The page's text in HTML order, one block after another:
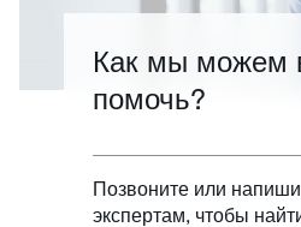
Как мы можем
помочь?
Позвоните или
экспертам, чтобы